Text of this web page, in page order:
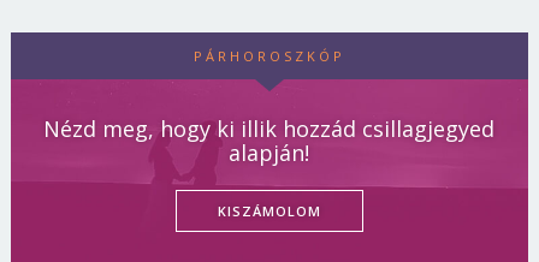
PÁRHOROSZKÓP
Nézd meg, hogy ki illik hozzád csillagjegyed
alapján!
KISZÁMOLOM